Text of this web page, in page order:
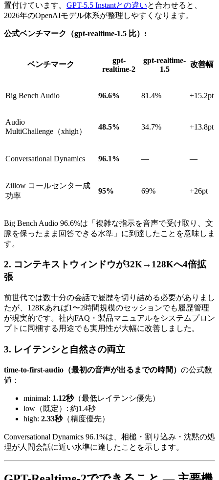
置付けています。 GPT-5.5 Instantとの違いと合わせると、
2026年のOpenAIモデル体系が整理しやすくなります。
公式ベンチマーク（gpt-realtime-1.5 比）:
ベンチマーク
gpt-
realtime-2
gpt-realtime-
1.5
改善幅
Big Bench Audio 96.6% 81.4% +15.2pt
Audio
MultiChallenge（xhigh）
48.5% 34.7% +13.8pt
Conversational Dynamics 96.1% — —
Zillow コールセンター成
功率
95% 69% +26pt
Big Bench Audio 96.6%は「複雑な指示を音声で受け取り、文
脈を保ったまま回答できる水準」に到達したことを意味しま
す。
2. コンテキストウィンドウが32K→128Kへ4倍拡
張
前世代では数十分の会話で履歴を切り詰める必要がありまし
たが、128Kあれば1〜2時間規模のセッションでも履歴管理
が現実的です。社内FAQ・製品マニュアルをシステムプロン
プトに同梱する用途でも実用性が大幅に改善しました。
3. レイテンシと自然さの両立
time-to-first-audio（最初の音声が出るまでの時間） の公式数
値：
minimal: 1.12秒（最低レイテンシ優先）
low（既定）: 約1.4秒
high: 2.33秒（精度優先）
Conversational Dynamics 96.1%は、相槌・割り込み・沈黙の処
理が人間会話に近い水準に達したことを示します。